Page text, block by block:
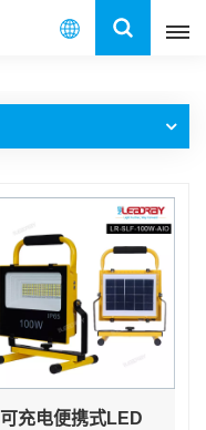
中
可充电便携式LED